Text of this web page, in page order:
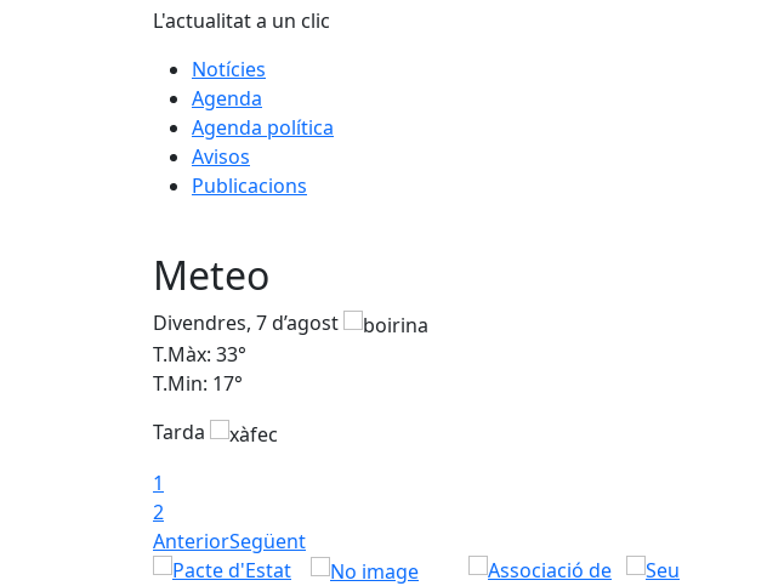
L'actualitat a un clic
Notícies
Agenda
Agenda política
Avisos
Publicacions
Meteo
Divendres, 7 d’agost
T.Màx: 33°
T.Min: 17°
Tarda
1
2
AnteriorSegüent